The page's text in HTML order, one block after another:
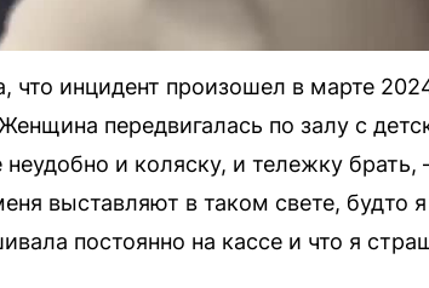
что инцидент произошел в марте
передвигалась по залу с
и коляску, и тележку
выставляют в таком свете, будто
постоянно на кассе и что я